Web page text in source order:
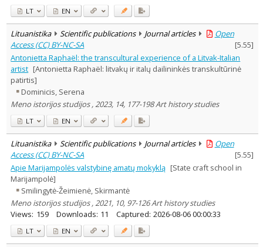
LT EN
Lituanistika Scientific publications Journal articles
Open
Access (CC) BY-NC-SA
[5.55]
Antonietta Raphaël: the transcultural experience of a Litvak-Italian
artist [Antonietta Raphaël: litvakų ir italų dailininkės transkultūrinė
patirtis]
Dominicis, Serena
Meno istorijos studijos , 2023, 14, 177-198 Art history studies
LT EN
Lituanistika Scientific publications Journal articles
Open
Access (CC) BY-NC-SA
[5.55]
Apie Marijampolės valstybinę amatų mokyklą [State craft school in
Marijampolė]
Smilingytė-Žeimienė, Skirmantė
Meno istorijos studijos , 2021, 10, 97-126 Art history studies
Views: 159 Downloads: 11 Captured: 2026-08-06 00:00:33
LT EN